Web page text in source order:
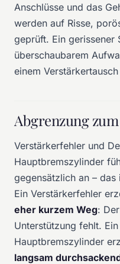
Anschlüsse und das
werden auf Risse,
geprüft. Ein gerissener
überschaubarem
einem
Abgrenzung
Verstärkerfehler und
Hauptbremszylinder
gegensätzlich an –
Ein Verstärkerfehler
eher kurzem Weg:
Unterstützung fehlt.
Hauptbremszylinder
langsam